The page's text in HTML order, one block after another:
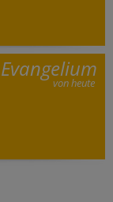
Evangelium
von heute